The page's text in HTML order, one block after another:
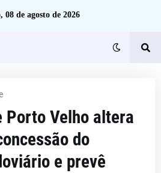
08 de agosto de 2026
Porto Velho altera
do
e prevê